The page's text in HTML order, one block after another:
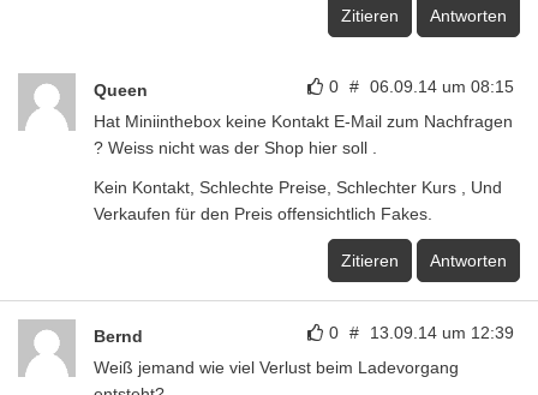
Zitieren Antworten
0 # 06.09.14 um 08:15
Queen
Hat Miniinthebox keine Kontakt E-Mail zum Nachfragen
? Weiss nicht was der Shop hier soll .
Kein Kontakt, Schlechte Preise, Schlechter Kurs , Und
Verkaufen für den Preis offensichtlich Fakes.
Zitieren Antworten
0 # 13.09.14 um 12:39
Bernd
Weiß jemand wie viel Verlust beim Ladevorgang